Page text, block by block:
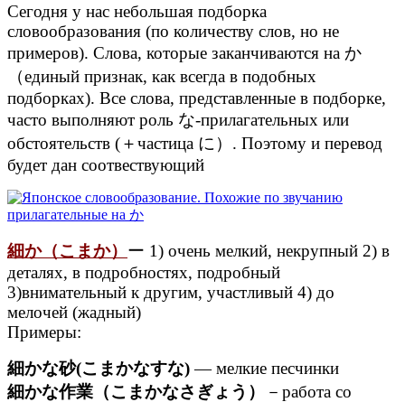
Сегодня у нас небольшая подборка
словообразования (по количеству слов, но не
примеров). Слова, которые заканчиваются на か
（единый признак, как всегда в подобных
подборках). Все слова, представленные в подборке,
часто выполняют роль な-прилагательных или
обстоятельств (＋частица に）. Поэтому и перевод
будет дан соотвествующий
細か（こまか） ー 1) очень мелкий, некрупный 2) в
деталях, в подробностях, подробный
3)внимательный к другим, участливый 4) до
мелочей (жадный)
Примеры:
細かな砂(こまかなすな)— мелкие песчинки
細かな作業（こまかなさぎょう）
－работа со